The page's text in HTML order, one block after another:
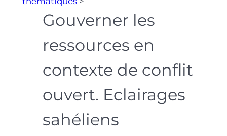
Gouverner les
ressources en
contexte de conflit
ouvert. Eclairages
sahéliens